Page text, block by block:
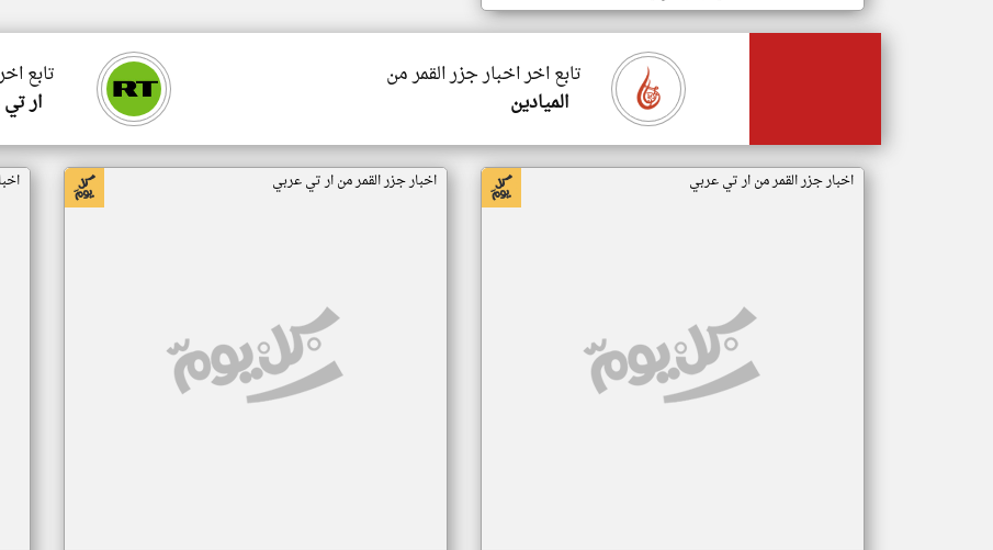
تابع
ار
تابع اخر اخبار جزر القمر من
الميادين
اخبار جزر القمر من ار تي عربي اخبار جزر القمر من ار تي عربي